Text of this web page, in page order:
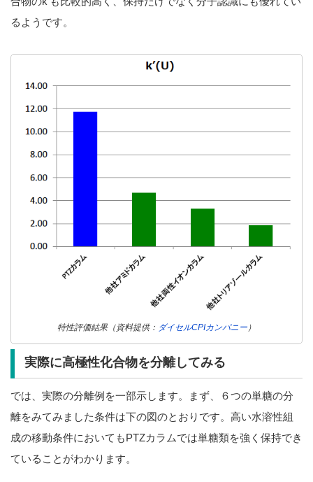
るようです。
特性評価結果（資料提供： ダイセルCPIカンパニー ）
実際に高極性化合物を分離してみる
では、実際の分離例を一部示します。まず、６つの単糖の分
離をみてみました条件は下の図のとおりです。高い水溶性組
成の移動条件においてもPTZカラムでは単糖類を強く保持でき
ていることがわかります。